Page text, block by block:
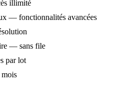
illimité
— fonctionnalités avancées
— sans file
par lot
mois